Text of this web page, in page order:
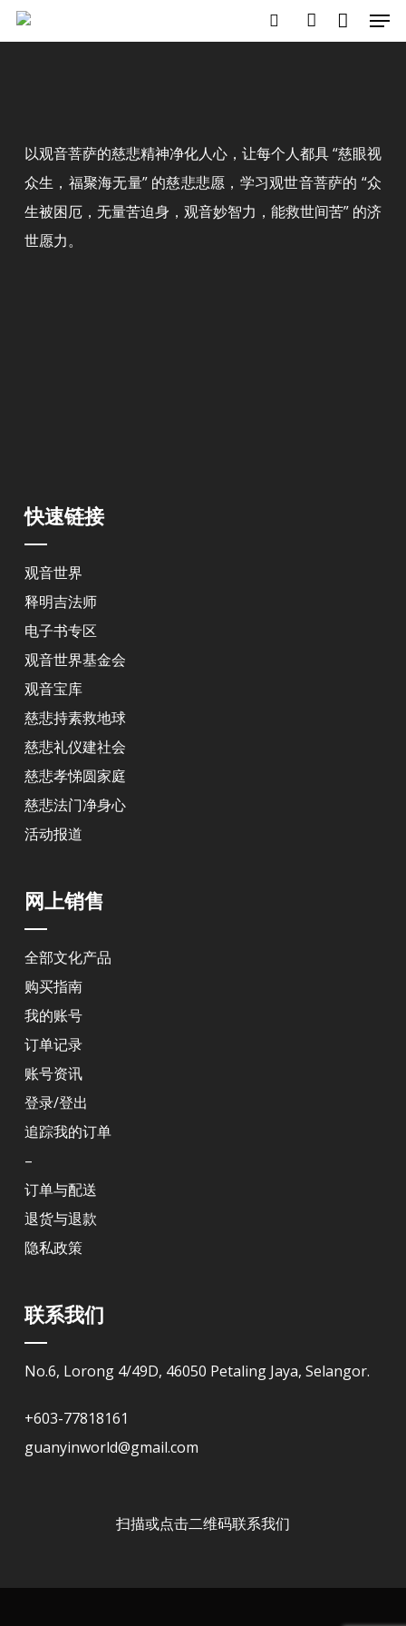
Skip
to
searchaccount
以观音菩萨的慈悲精神净化人心，让每个人都具 “慈眼视
众生，福聚海无量” 的慈悲悲愿，学习观世音菩萨的 “众
生被困厄，无量苦迫身，观音妙智力，能救世间苦” 的济
世愿力。
快速链接
观音世界
释明吉法师
电子书专区
观音世界基金会
观音宝库
慈悲持素救地球
慈悲礼仪建社会
慈悲孝悌圆家庭
慈悲法门净身心
活动报道
网上销售
全部文化产品
购买指南
我的账号
订单记录
账号资讯
登录/登出
追踪我的订单
–
订单与配送
退货与退款
隐私政策
联系我们
No.6, Lorong 4/49D, 46050 Petaling Jaya, Selangor.
+603-77818161
guanyinworld@gmail.com
扫描或点击二维码联系我们